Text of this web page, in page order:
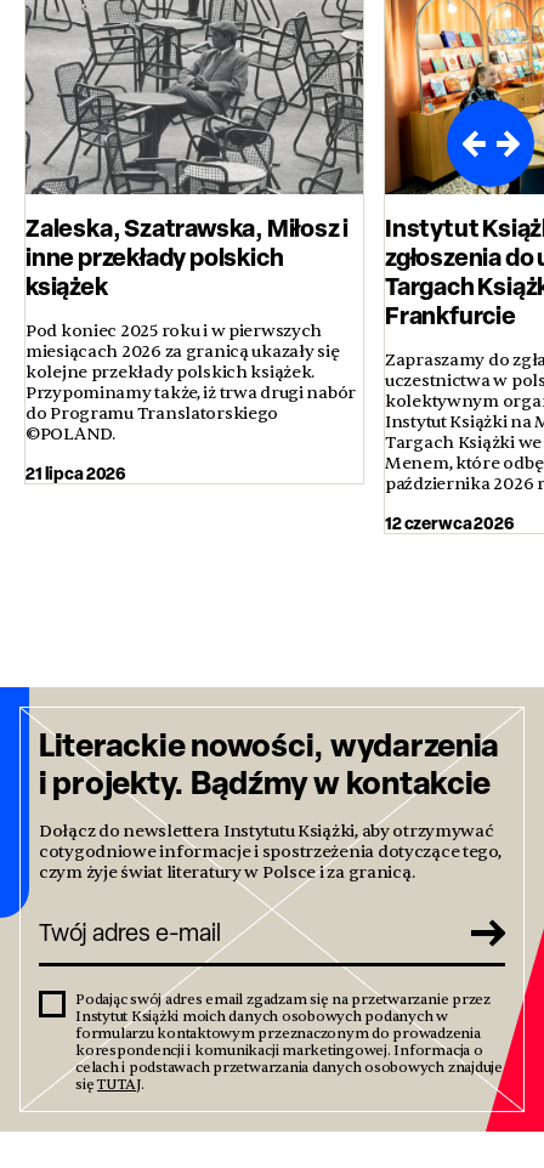
Zaleska, Szatrawska, Miłosz i
inne przekłady polskich
książek
Pod koniec 2025 roku i w pierwszych
miesiącach 2026 za granicą ukazały się
kolejne przekłady polskich książek.
Przypominamy także, iż trwa drugi nabór
do Programu Translatorskiego
©POLAND.
21 lipca 2026
Instytut
zgłoszenia do
Targach
Frankfurcie
Zapraszamy do
uczestnictwa w
kolektywnym
Instytut Książki na
Targach Książki
Menem, które
października 2026
12 czerwca 2026
Literackie nowości, wydarzenia
i projekty. Bądźmy w kontakcie
Dołącz do newslettera Instytutu Książki, aby otrzymywać
cotygodniowe informacje i spostrzeżenia dotyczące tego,
czym żyje świat literatury w Polsce i za granicą.
Podając swój adres email zgadzam się na przetwarzanie przez
Instytut Książki moich danych osobowych podanych w
formularzu kontaktowym przeznaczonym do prowadzenia
korespondencji i komunikacji marketingowej. Informacja o
celach i podstawach przetwarzania danych osobowych znajduje
sięTUTAJ.